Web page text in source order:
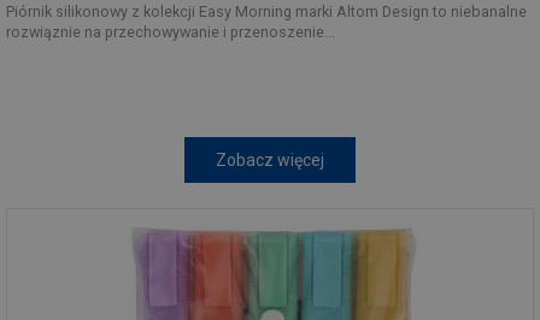
Piórnik silikonowy z kolekcji Easy Morning marki Altom Design to niebanalne
rozwiąznie na przechowywanie i przenoszenie...
Zobacz więcej